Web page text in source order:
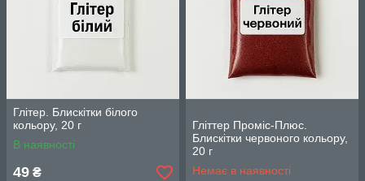
Глітер. Блискітки білого
кольору, 20 г
В наявності
49 ₴
Гліттер Проміс-Плюс.
Блискітки червоного кольору,
20 г
Немає в наявності